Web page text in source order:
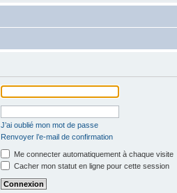
J’ai oublié mon mot de passe
Renvoyer l’e-mail de confirmation
Me connecter automatiquement à chaque visite
Cacher mon statut en ligne pour cette session